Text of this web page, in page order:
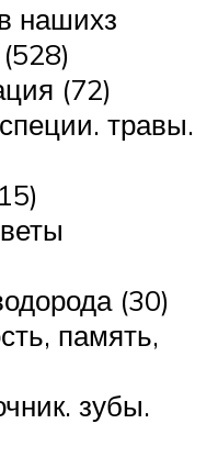
нашихз
(72)
травы.
(30)
память,
зубы.